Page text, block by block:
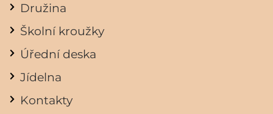
Družina
Školní kroužky
Úřední deska
Jídelna
Kontakty